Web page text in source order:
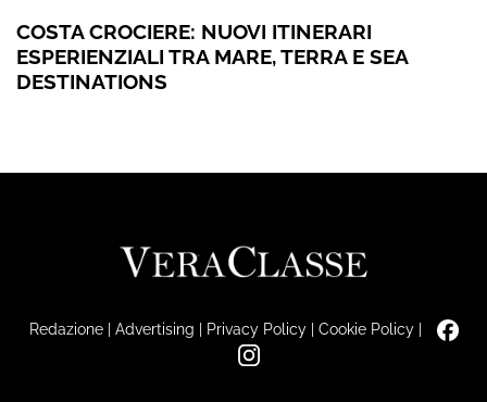
COSTA CROCIERE: NUOVI ITINERARI
ESPERIENZIALI TRA MARE, TERRA E SEA
DESTINATIONS
Redazione| Advertising | Privacy Policy| Cookie Policy|